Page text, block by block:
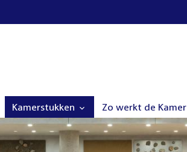
Kamerstukken Zo werkt de Kamer